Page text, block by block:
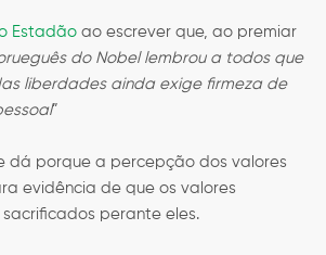
Estadão ao escrever que, ao premiar
do Nobel lembrou a todos que
liberdades ainda exige firmeza de
”
dá porque a percepção dos valores
evidência de que os valores
sacrificados perante eles.